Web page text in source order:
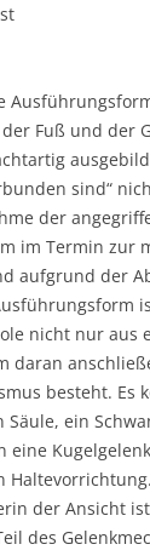
Fuß und der
sind“
der
im Termin zur
aufgrund der
nicht nur aus
daran
besteht. Es
Säule, ein
eine
Haltevorrichtung.
der Ansicht
des